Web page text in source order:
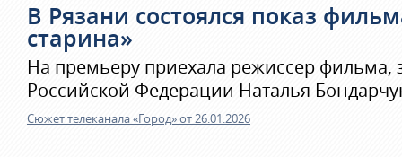
В Рязани состоялся показ
старина»
На премьеру приехала режиссер фильма,
Российской Федерации Наталья
Сюжет телеканала «Город» от 26.01.2026